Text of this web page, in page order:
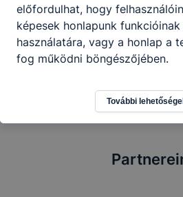
1
előfordulhat, hogy
képesek honlapunk
használatára, vagy a honlap a
fog működni böngészőjében.
További